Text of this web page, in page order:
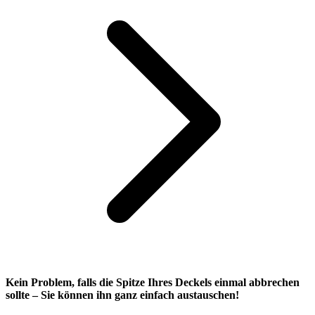
Kein Problem, falls die Spitze Ihres Deckels einmal abbrechen
sollte – Sie können ihn ganz einfach austauschen!